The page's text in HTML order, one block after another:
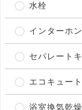
水栓
インターホン
セパレート
エコキュート
浴室換気乾